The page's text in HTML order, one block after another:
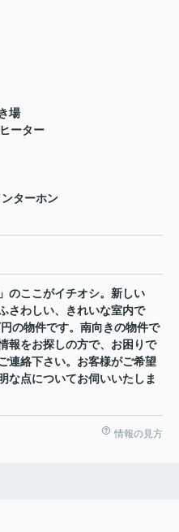
場
ーター
ターホン
のここがイチオシ。新しい
さわしい、きれいな室内で
の物件です。南向きの物件で
報をお探しの方で、お困りで
連絡下さい。お客様がご希望
な点についてお伺いいたしま
情報の見方